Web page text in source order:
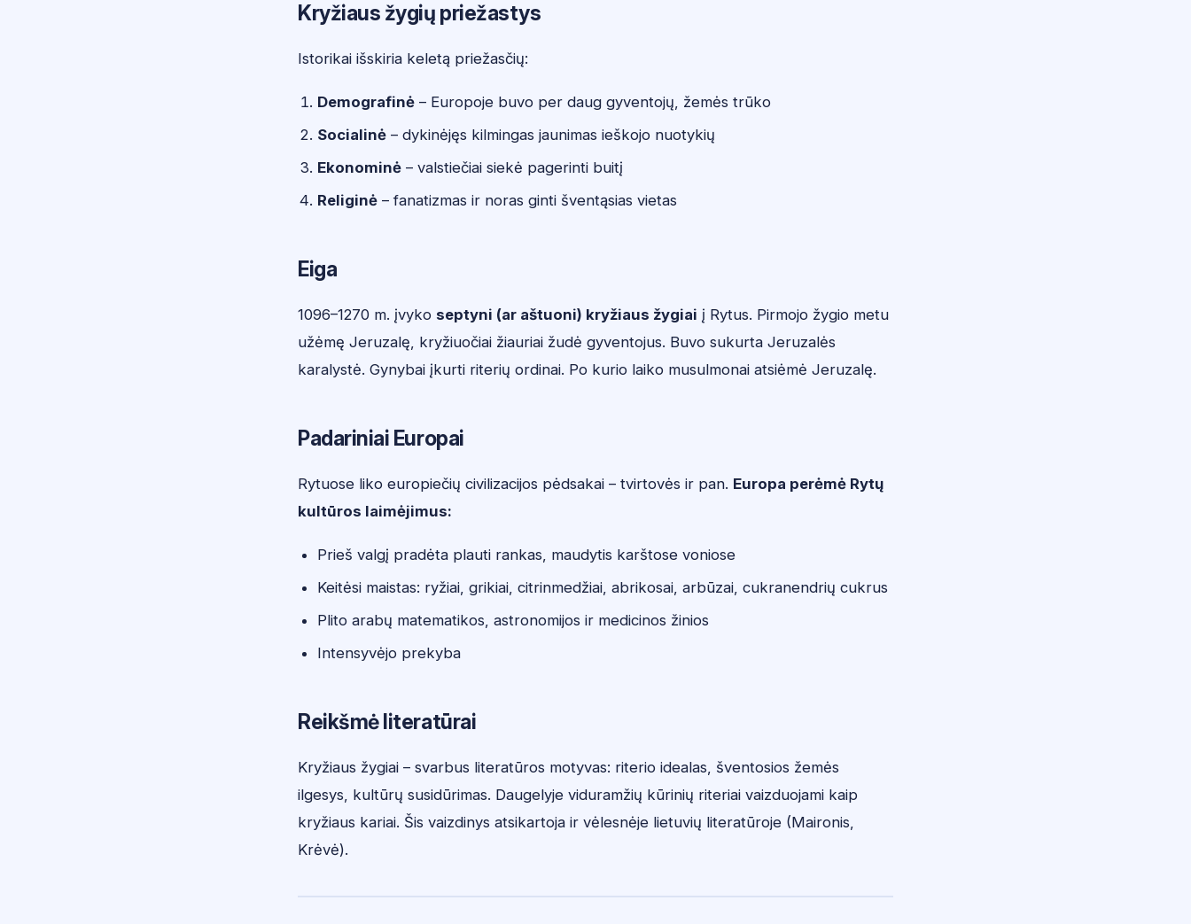
Kryžiaus žygių priežastys
Istorikai išskiria keletą priežasčių:
Demografinė – Europoje buvo per daug gyventojų, žemės trūko
Socialinė – dykinėjęs kilmingas jaunimas ieškojo nuotykių
Ekonominė – valstiečiai siekė pagerinti buitį
Religinė – fanatizmas ir noras ginti šventąsias vietas
Eiga
1096–1270 m. įvyko septyni (ar aštuoni) kryžiaus žygiai į Rytus. Pirmojo žygio metu
užėmę Jeruzalę, kryžiuočiai žiauriai žudė gyventojus. Buvo sukurta Jeruzalės
karalystė. Gynybai įkurti riterių ordinai. Po kurio laiko musulmonai atsiėmė Jeruzalę.
Padariniai Europai
Rytuose liko europiečių civilizacijos pėdsakai – tvirtovės ir pan. Europa perėmė Rytų
kultūros laimėjimus:
Prieš valgį pradėta plauti rankas, maudytis karštose voniose
Keitėsi maistas: ryžiai, grikiai, citrinmedžiai, abrikosai, arbūzai, cukranendrių cukrus
Plito arabų matematikos, astronomijos ir medicinos žinios
Intensyvėjo prekyba
Reikšmė literatūrai
Kryžiaus žygiai – svarbus literatūros motyvas: riterio idealas, šventosios žemės
ilgesys, kultūrų susidūrimas. Daugelyje viduramžių kūrinių riteriai vaizduojami kaip
kryžiaus kariai. Šis vaizdinys atsikartoja ir vėlesnėje lietuvių literatūroje (Maironis,
Krėvė).